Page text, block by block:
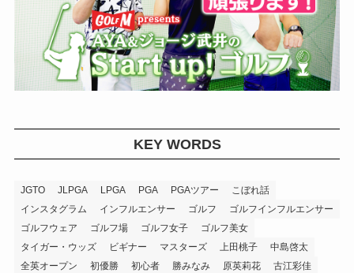
KEY WORDS
JGTO JLPGA LPGA PGA PGAツアー
こぼれ話
インスタグラム
インフルエンサー ゴルフ
ゴルフインフルエンサー
ゴルフウェア
ゴルフ場 ゴルフ女子
ゴルフ美女
タイガー・ウッズ
ビギナー マスターズ 上田桃子
中島啓太
全英オープン
初優勝 初心者 勝みなみ 原英莉花
古江彩佳